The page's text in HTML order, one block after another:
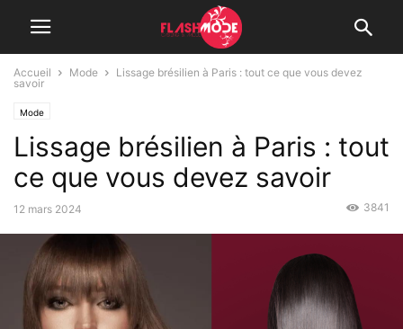
Accueil Mode
Lissage brésilien à Paris : tout ce que vous devez
savoir
Mode
Lissage brésilien à Paris : tout
ce que vous devez savoir
12 mars 2024 3841